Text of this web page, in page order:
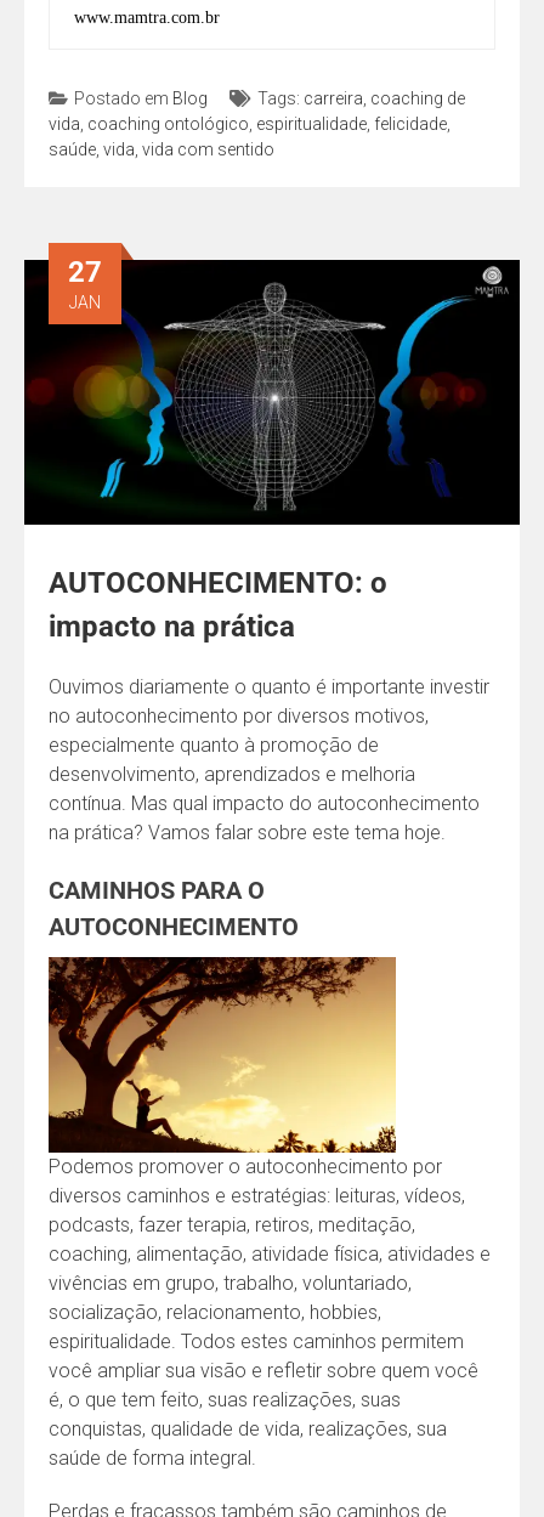
www.mamtra.com.br
Postado em Blog Tags: carreira coaching de
vida coaching ontológico espiritualidade felicidade
saúde vida vida com sentido
AUTOCONHECIMENTO: o
impacto na prática
27
JAN
Ouvimos diariamente o quanto é importante investir
no autoconhecimento por diversos motivos,
especialmente quanto à promoção de
desenvolvimento, aprendizados e melhoria
contínua. Mas qual impacto do autoconhecimento
na prática? Vamos falar sobre este tema hoje.
CAMINHOS PARA O
AUTOCONHECIMENTO
Podemos promover o autoconhecimento por
diversos caminhos e estratégias: leituras, vídeos,
podcasts, fazer terapia, retiros, meditação,
coaching, alimentação, atividade física, atividades e
vivências em grupo, trabalho, voluntariado,
socialização, relacionamento, hobbies,
espiritualidade. Todos estes caminhos permitem
você ampliar sua visão e refletir sobre quem você
é, o que tem feito, suas realizações, suas
conquistas, qualidade de vida, realizações, sua
saúde de forma integral.
Perdas e fracassos também são caminhos de